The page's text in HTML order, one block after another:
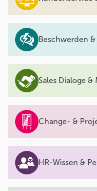
Beschwerden
Sales Dialoge &
Change- &
HR-Wissen &